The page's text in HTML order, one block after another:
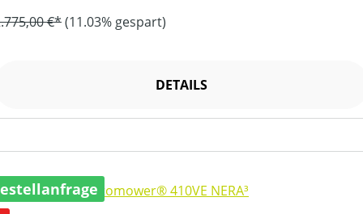
€*(11.03% gespart)
DETAILS